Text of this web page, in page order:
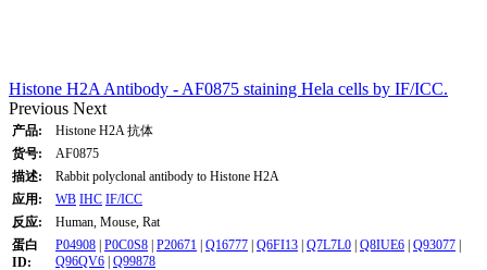
Histone H2A Antibody - AF0875 staining Hela cells by IF/ICC.
Previous Next
产品:
Histone H2A 抗体
货号:
AF0875
描述:
Rabbit polyclonal antibody to Histone H2A
应用:
WB IHC IF/ICC
反应:
Human, Mouse, Rat
蛋白
ID:
P04908 | P0C0S8 | P20671 | Q16777 | Q6FI13 | Q7L7L0 | Q8IUE6 | Q93077 |
Q96QV6 | Q99878